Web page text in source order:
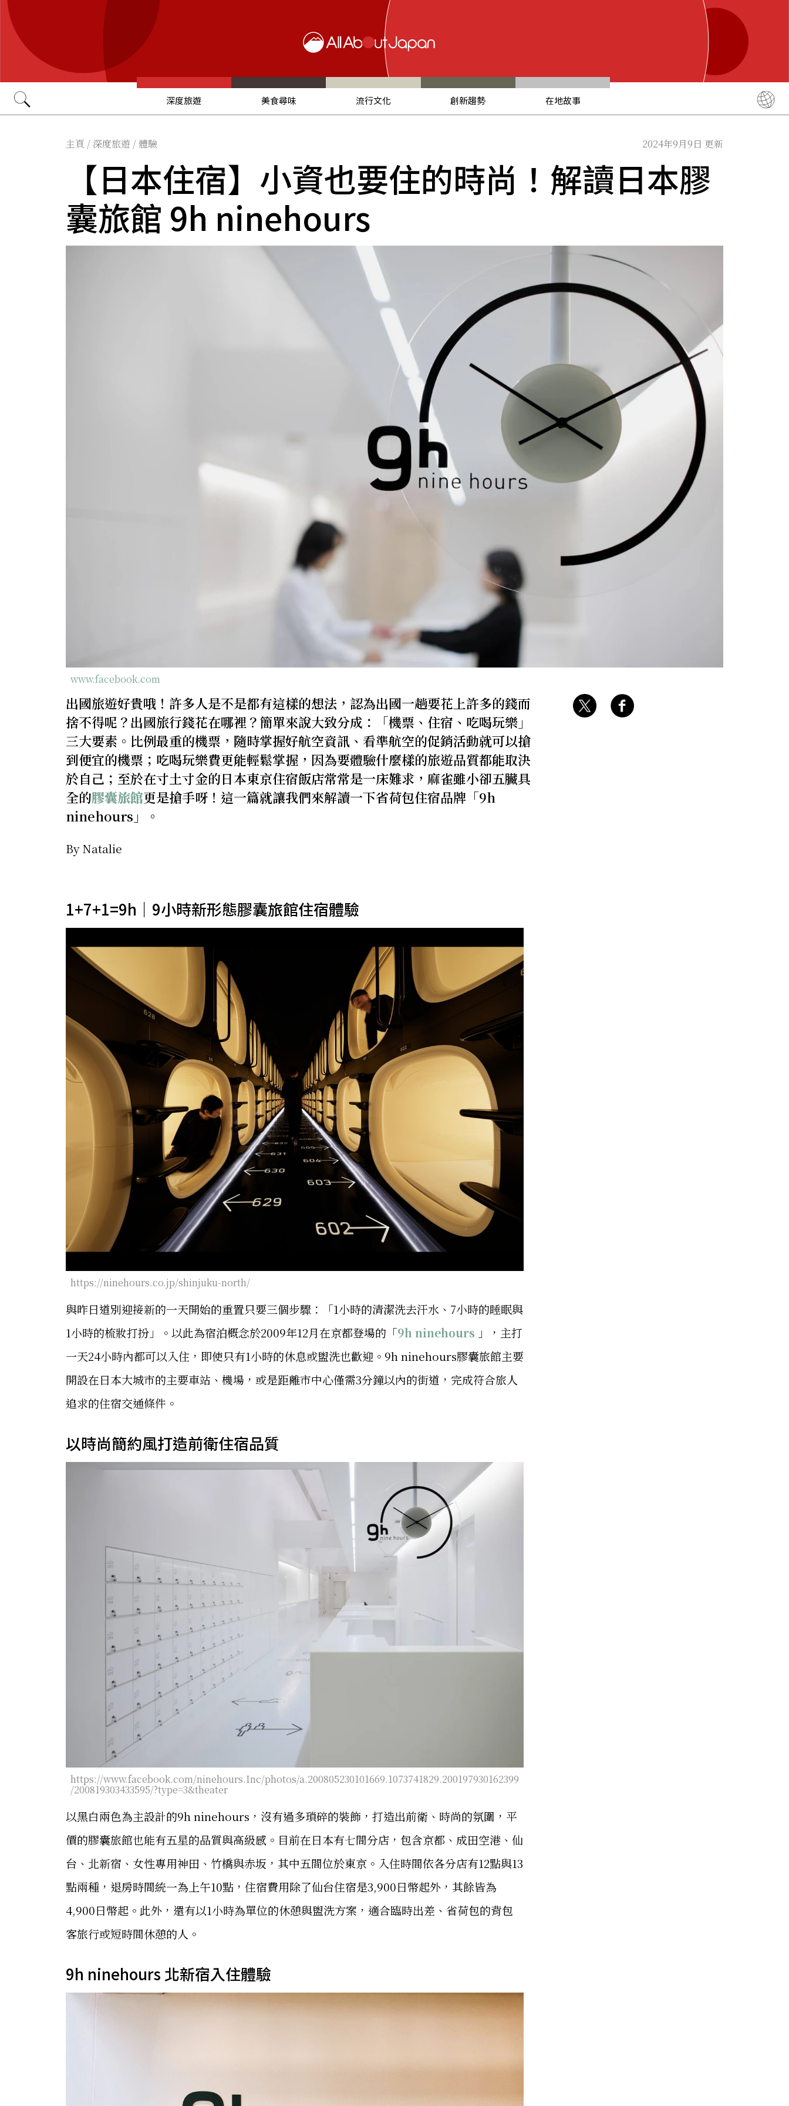
深度旅遊 美食尋味 流行文化 創新趨勢 在地故事
简体中文
主頁 / 深度旅遊 /體驗 2024年9月9日 更新
【日本住宿】小資也要住的時尚！解讀日本膠
囊旅館 9h ninehours
www.facebook.com
出國旅遊好貴哦！許多人是不是都有這樣的想法，認為出國一趟要花上許多的錢而
捨不得呢？出國旅行錢花在哪裡？簡單來說大致分成：「機票、住宿、吃喝玩樂」
三大要素。比例最重的機票，隨時掌握好航空資訊、看準航空的促銷活動就可以搶
到便宜的機票；吃喝玩樂費更能輕鬆掌握，因為要體驗什麼樣的旅遊品質都能取決
於自己；至於在寸土寸金的日本東京住宿飯店常常是一床難求，麻雀雖小卻五臟具
全的膠囊旅館更是搶手呀！這一篇就讓我們來解讀一下省荷包住宿品牌「9h
ninehours」。
By Natalie
1+7+1=9h｜9小時新形態膠囊旅館住宿體驗
https://ninehours.co.jp/shinjuku-north/
與昨日道別迎接新的一天開始的重置只要三個步驟：「1小時的清潔洗去汗水、7小時的睡眠與
1小時的梳妝打扮」。以此為宿泊概念於2009年12月在京都登場的「9h ninehours 」，主打
一天24小時內都可以入住，即使只有1小時的休息或盥洗也歡迎。9h ninehours膠囊旅館主要
開設在日本大城市的主要車站、機場，或是距離市中心僅需3分鐘以內的街道，完成符合旅人
追求的住宿交通條件。
以時尚簡約風打造前衛住宿品質
https://www.facebook.com/ninehours.Inc/photos/a.200805230101669.1073741829.200197930162399
/200819303433595/?type=3&theater
以黑白兩色為主設計的9h ninehours，沒有過多瑣碎的裝飾，打造出前衛、時尚的氛圍，平
價的膠囊旅館也能有五星的品質與高級感。目前在日本有七間分店，包含京都、成田空港、仙
台、北新宿、女性專用神田、竹橋與赤坂，其中五間位於東京。入住時間依各分店有12點與13
點兩種，退房時間統一為上午10點，住宿費用除了仙台住宿是3,900日幣起外，其餘皆為
4,900日幣起。此外，還有以1小時為單位的休憩與盥洗方案，適合臨時出差、省荷包的背包
客旅行或短時間休憩的人。
9h ninehours 北新宿入住體驗